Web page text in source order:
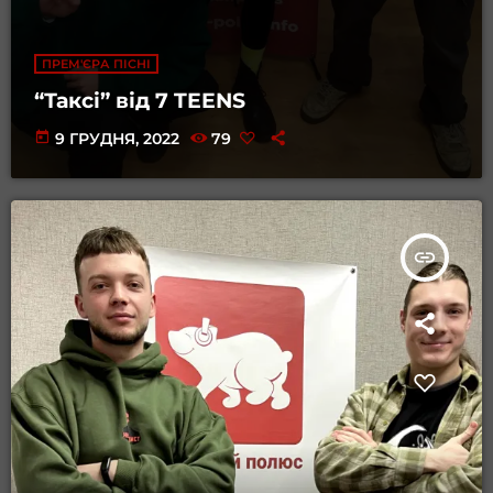
ПРЕМ'ЄРА ПІСНІ
“Таксі” від 7 TEENS
today 9 ГРУДНЯ, 2022 79
insert_link